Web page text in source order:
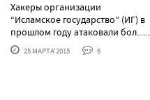
Хакеры организации
“Исламское государство” (ИГ) в
прошлом году атаковали бол......
25 МАРТА'2015 6